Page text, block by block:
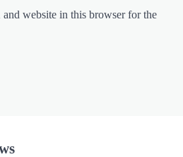
and website in this browser for the